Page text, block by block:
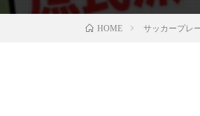
HOME サッカープレ